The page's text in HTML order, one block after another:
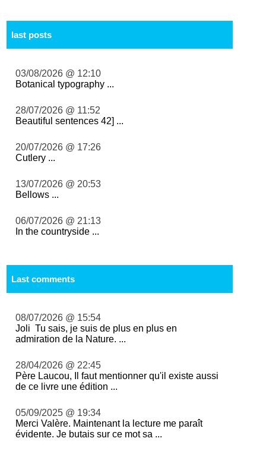
last posts
03/08/2026 @ 12:10
Botanical typography ...
28/07/2026 @ 11:52
Beautiful sentences 42] ...
20/07/2026 @ 17:26
Cutlery ...
13/07/2026 @ 20:53
Bellows ...
06/07/2026 @ 21:13
In the countryside ...
Last comments
08/07/2026 @ 15:54
Joli Tu sais, je suis de plus en plus en
admiration de la Nature. ...
28/04/2026 @ 22:45
Père Laucou, Il faut mentionner qu'il existe aussi
de ce livre une édition ...
05/09/2025 @ 19:34
Merci Valère. Maintenant la lecture me paraît
évidente. Je butais sur ce mot sa ...